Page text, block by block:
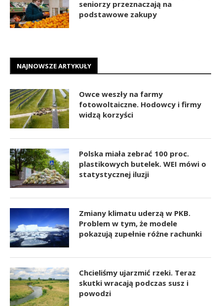
seniorzy przeznaczają na
podstawowe zakupy
NAJNOWSZE ARTYKUŁY
Owce weszły na farmy
fotowoltaiczne. Hodowcy i firmy
widzą korzyści
Polska miała zebrać 100 proc.
plastikowych butelek. WEI mówi o
statystycznej iluzji
Zmiany klimatu uderzą w PKB.
Problem w tym, że modele
pokazują zupełnie różne rachunki
Chcieliśmy ujarzmić rzeki. Teraz
skutki wracają podczas susz i
powodzi